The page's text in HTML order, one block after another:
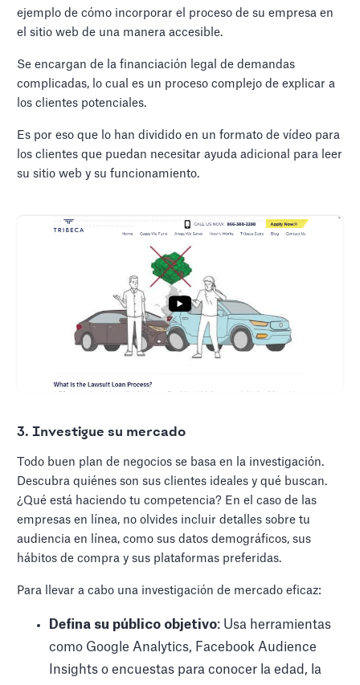
ejemplo de cómo incorporar el proceso de su empresa en
el sitio web de una manera accesible.
Se encargan de la financiación legal de demandas
complicadas, lo cual es un proceso complejo de explicar a
los clientes potenciales.
Es por eso que lo han dividido en un formato de vídeo para
los clientes que puedan necesitar ayuda adicional para leer
su sitio web y su funcionamiento.
3. Investigue su mercado
Todo buen plan de negocios se basa en la investigación.
Descubra quiénes son sus clientes ideales y qué buscan.
¿Qué está haciendo tu competencia? En el caso de las
empresas en línea, no olvides incluir detalles sobre tu
audiencia en línea, como sus datos demográficos, sus
hábitos de compra y sus plataformas preferidas.
Para llevar a cabo una investigación de mercado eficaz:
Defina su público objetivo: Usa herramientas
como Google Analytics, Facebook Audience
Insights o encuestas para conocer la edad, la